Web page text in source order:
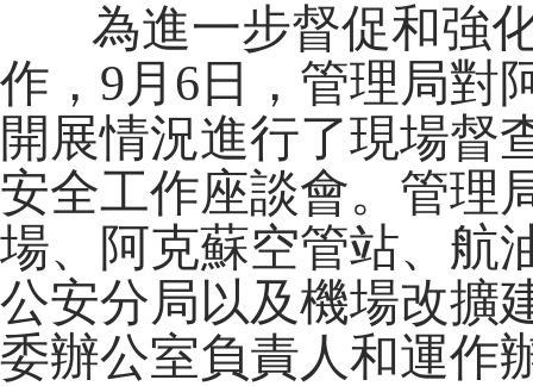
為進一步督促和強
作， 9月6日，管理局對
開展情況進行了現場督
安全工作座談會。管理
場、
阿克蘇空管站、航
公安分局以及機場改擴
委辦公室負責人和運作
式